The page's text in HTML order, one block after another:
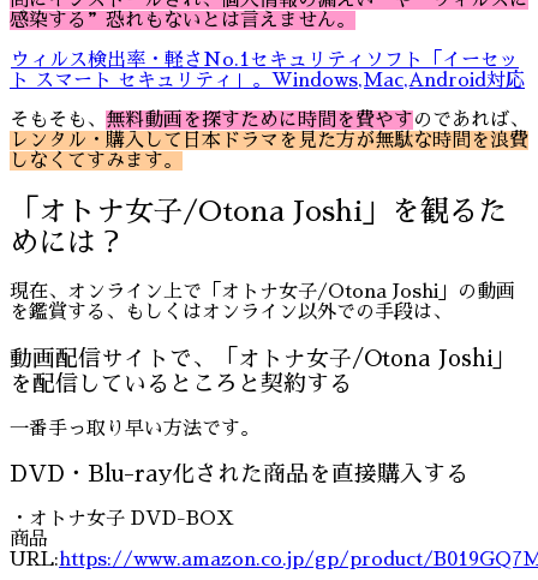
感染する”恐れもないとは言えません。
ウィルス検出率・軽さNo.1セキュリティソフト「イーセッ
ト スマート セキュリティ」。Windows,Mac,Android対応
そもそも、 無料動画を探すために時間を費やすのであれば、
レンタル・購入して日本ドラマを見た方が無駄な時間を浪費
しなくてすみます。
「オトナ女子/Otona Joshi」を観るた
めには？
現在、オンライン上で「オトナ女子/Otona Joshi」の動画
を鑑賞する、もしくはオンライン以外での手段は、
動画配信サイトで、「オトナ女子/Otona Joshi」
を配信しているところと契約する
一番手っ取り早い方法です。
DVD・Blu-ray化された商品を直接購入する
・オトナ女子 DVD-BOX
商品
URL: https://www.amazon.co.jp/gp/product/